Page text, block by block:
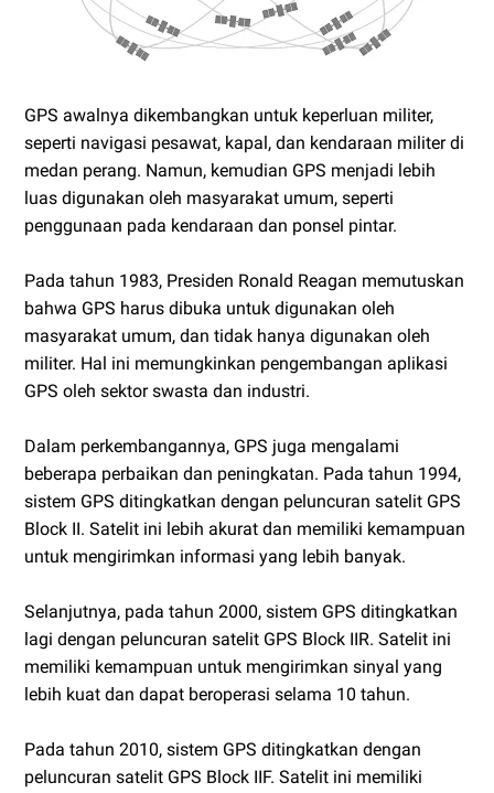
GPS awalnya dikembangkan untuk keperluan militer,
seperti navigasi pesawat, kapal, dan kendaraan militer di
medan perang. Namun, kemudian GPS menjadi lebih
luas digunakan oleh masyarakat umum, seperti
penggunaan pada kendaraan dan ponsel pintar.
Pada tahun 1983, Presiden Ronald Reagan memutuskan
bahwa GPS harus dibuka untuk digunakan oleh
masyarakat umum, dan tidak hanya digunakan oleh
militer. Hal ini memungkinkan pengembangan aplikasi
GPS oleh sektor swasta dan industri.
Dalam perkembangannya, GPS juga mengalami
beberapa perbaikan dan peningkatan. Pada tahun 1994,
sistem GPS ditingkatkan dengan peluncuran satelit GPS
Block II. Satelit ini lebih akurat dan memiliki kemampuan
untuk mengirimkan informasi yang lebih banyak.
Selanjutnya, pada tahun 2000, sistem GPS ditingkatkan
lagi dengan peluncuran satelit GPS Block IIR. Satelit ini
memiliki kemampuan untuk mengirimkan sinyal yang
lebih kuat dan dapat beroperasi selama 10 tahun.
Pada tahun 2010, sistem GPS ditingkatkan dengan
peluncuran satelit GPS Block IIF. Satelit ini memiliki